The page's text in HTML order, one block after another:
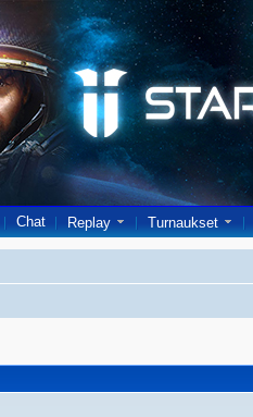
Chat Replay Turnaukset